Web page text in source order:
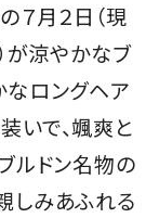
グラム
を無料で楽し
７月２日（現
が涼やかなブ
なロングヘア
いで、颯爽と
ルドン名物の
しみあふれる